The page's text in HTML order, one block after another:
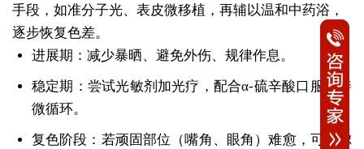
手段，如准分子光、表皮微移植，再辅以温和中药浴，
逐步恢复色差。
进展期：减少暴晒、避免外伤、规律作息。
稳定期：尝试光敏剂加光疗，配合α-硫辛酸口服改善
微循环。
复色阶段：若顽固部位（嘴角、眼角）难愈，可考虑